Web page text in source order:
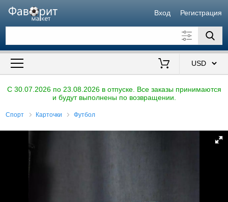
Вход Регистрация
Искать также в описании
C 30.07.2026 по 23.08.2026 в отпуске. Все заказы принимаются
и будут выполнены по возвращении.
Спорт Карточки Футбол